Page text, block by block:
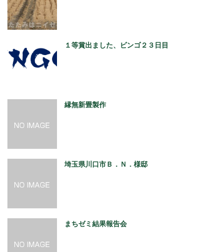
１等賞出ました、ビンゴ２３日目
縁無新畳製作
埼玉県川口市Ｂ．Ｎ．様邸
まちゼミ結果報告会